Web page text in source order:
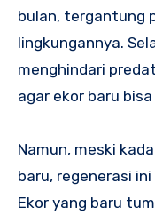
bulan, tergantung
lingkungannya.
menghindari
agar ekor baru
Namun, meski
baru, regenerasi
Ekor yang baru